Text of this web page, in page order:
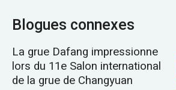
Blogues connexes
La grue Dafang impressionne
lors du 11e Salon international
de la grue de Changyuan